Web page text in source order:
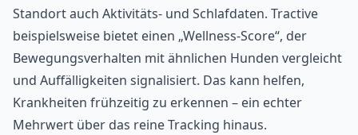
Standort auch Aktivitäts- und Schlafdaten. Tractive
beispielsweise bietet einen „Wellness-Score“, der
Bewegungsverhalten mit ähnlichen Hunden vergleicht
und Auffälligkeiten signalisiert. Das kann helfen,
Krankheiten frühzeitig zu erkennen – ein echter
Mehrwert über das reine Tracking hinaus.